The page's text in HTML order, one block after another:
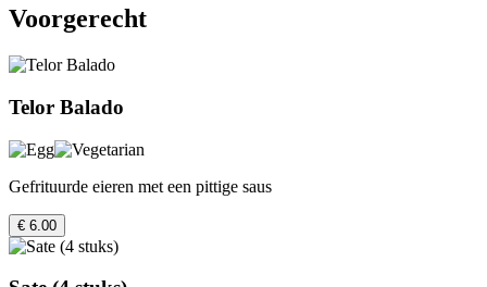
Voorgerecht
Telor Balado
Gefrituurde eieren met een pittige saus
€ 6.00